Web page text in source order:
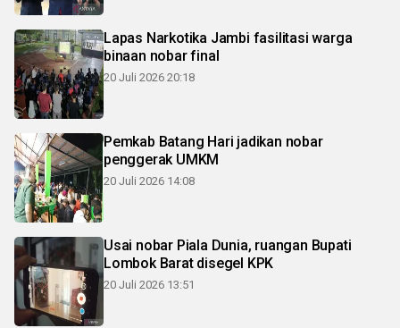
Lapas Narkotika Jambi fasilitasi warga
binaan nobar final
20 Juli 2026 20:18
Pemkab Batang Hari jadikan nobar
penggerak UMKM
20 Juli 2026 14:08
Usai nobar Piala Dunia, ruangan Bupati
Lombok Barat disegel KPK
20 Juli 2026 13:51